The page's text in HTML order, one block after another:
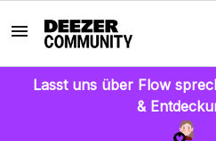
Lasst uns über Flow
&